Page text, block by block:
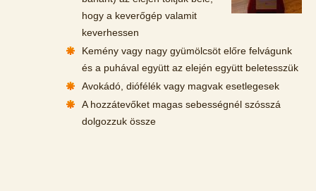
hogy a keverőgép valamit
keverhessen
Kemény vagy nagy gyümölcsöt előre felvágunk
és a puhával együtt az elején együtt beletesszük
Avokádó, diófélék vagy magvak esetlegesek
A hozzátevőket magas sebességnél szósszá
dolgozzuk össze